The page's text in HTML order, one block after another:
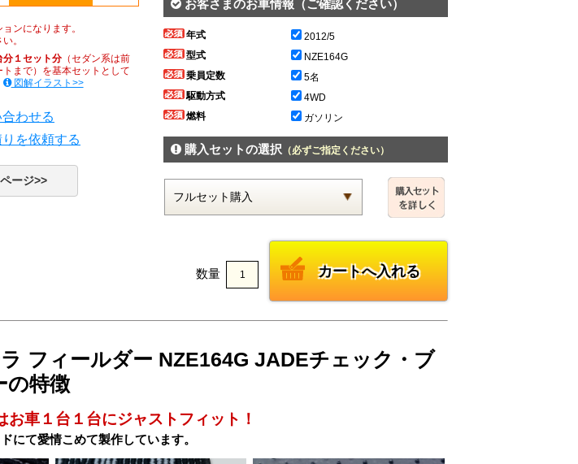
ンになります。
。
分１セット分（セダン系は前
まで）を基本セットとして
図解イラスト>>
合わせる
りを依頼する
ージ>>
お客さまのお車情報（ご確認ください）
年式
2012/5
型式
NZE164G
乗員定数
5名
駆動方式
4WD
燃料
ガソリン
購入セットの選択（必ずご指定ください）
数量
ラ フィールダー NZE164G JADEチェック・ブ
の特徴
お車１台１台にジャストフィット！
にて愛情こめて製作しています。